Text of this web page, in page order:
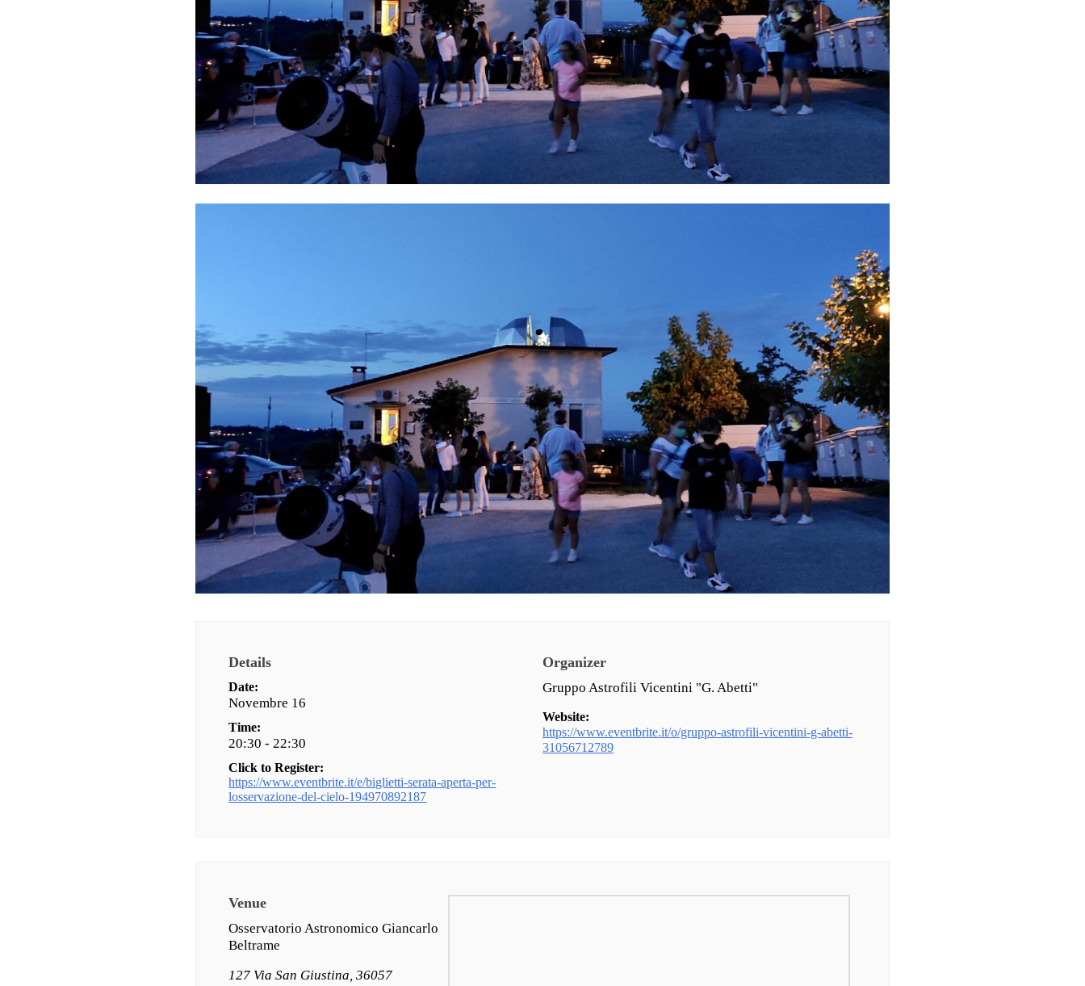
Details
Date:
Novembre 16
Time:
20:30 - 22:30
Click to Register:
https://www.eventbrite.it/e/biglietti-serata-aperta-per-
losservazione-del-cielo-194970892187
Organizer
Gruppo Astrofili Vicentini "G. Abetti"
Website:
https://www.eventbrite.it/o/gruppo-astrofili-vicentini-g-abetti-
31056712789
Venue
Osservatorio Astronomico Giancarlo
Beltrame
127 Via San Giustina, 36057